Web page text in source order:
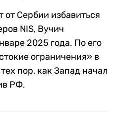
Сербии избавиться
NIS, Вучич
2025 года. По его
ограничения» в
пор, как Запад начал
РФ.